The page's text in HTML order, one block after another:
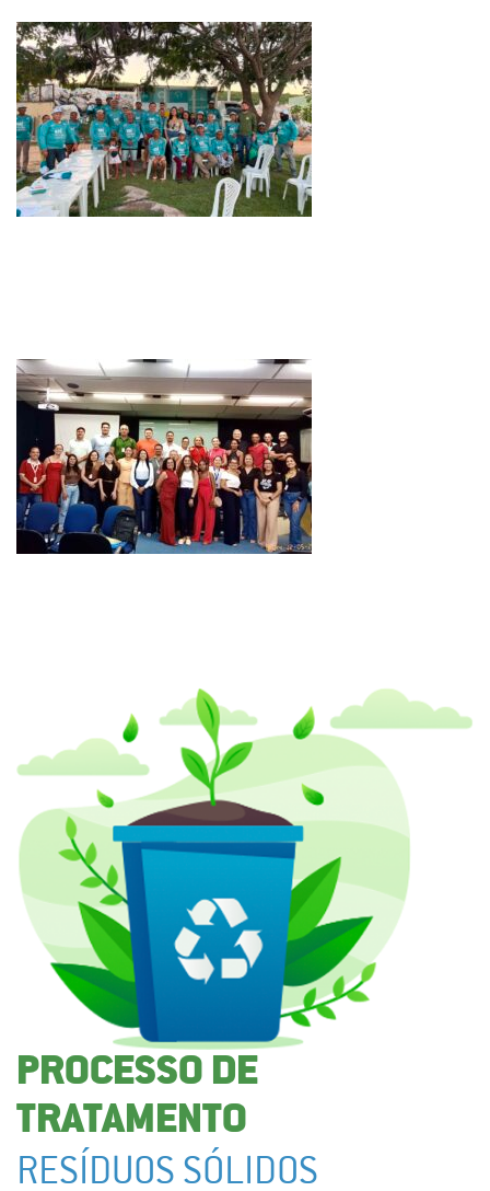
PROCESSO DE
TRATAMENTO
RESÍDUOS SÓLIDOS